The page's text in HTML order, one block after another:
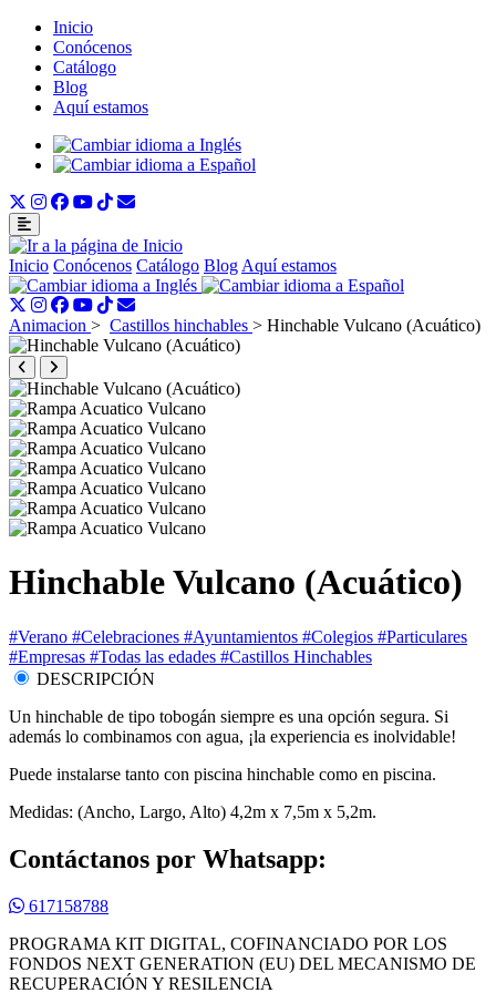
Inicio
Conócenos
Catálogo
Blog
Aquí estamos
Inicio Conócenos Catálogo Blog Aquí estamos
Animacion > Castillos hinchables > Hinchable Vulcano (Acuático)
Hinchable Vulcano (Acuático)
#Verano #Celebraciones #Ayuntamientos #Colegios #Particulares
#Empresas #Todas las edades #Castillos Hinchables
DESCRIPCIÓN
Un hinchable de tipo tobogán siempre es una opción segura. Si
además lo combinamos con agua, ¡la experiencia es inolvidable!
Puede instalarse tanto con piscina hinchable como en piscina.
Medidas: (Ancho, Largo, Alto) 4,2m x 7,5m x 5,2m.
Contáctanos por Whatsapp:
617158788
PROGRAMA KIT DIGITAL, COFINANCIADO POR LOS
FONDOS NEXT GENERATION (EU) DEL MECANISMO DE
RECUPERACIÓN Y RESILENCIA